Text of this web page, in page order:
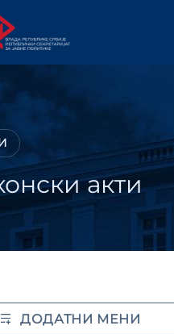
акти
ДОДАТНИ МЕНИ